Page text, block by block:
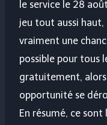
le service le 28
jeu tout aussi
vraiment une
possible pour tous
gratuitement,
opportunité se
En résumé, ce